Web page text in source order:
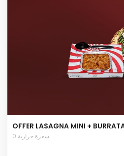
OFFER LASAGNA MINI +
0 سعرة حرارية